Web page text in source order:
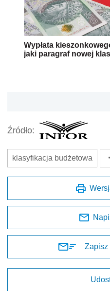
Wypłata
jaki paragraf nowej
Źródło:
klasyfikacja budżetowa
Zapisz